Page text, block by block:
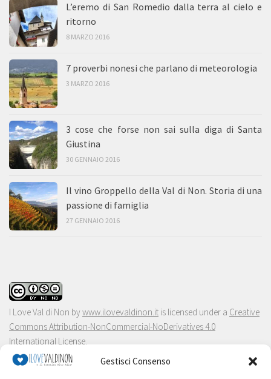
Gestisci Consenso
L’eremo di San Romedio dalla terra al cielo e
ritorno
8 MARZO 2016
7 proverbi nonesi che parlano di meteorologia
3 MARZO 2016
3 cose che forse non sai sulla diga di Santa
Giustina
30 GENNAIO 2016
Il vino Groppello della Val di Non. Storia di una
passione di famiglia
27 GENNAIO 2016
I Love Val di Non bywww.ilovevaldinon.it is licensed under a Creative
Commons Attribution-NonCommercial-NoDerivatives 4.0
International License.